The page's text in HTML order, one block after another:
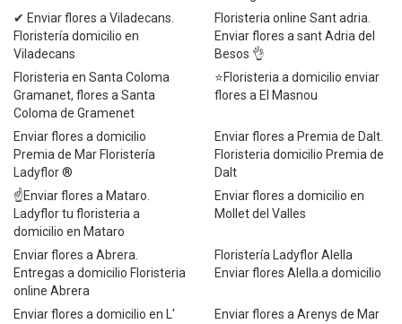
✔ Enviar flores a Viladecans.
Floristería domicilio en
Viladecans
Floristeria online Sant adria.
Enviar flores a sant Adria del
Besos 👌
Floristeria en Santa Coloma
Gramanet, flores a Santa
Coloma de Gramenet
⭐Floristeria a domicilio enviar
flores a El Masnou
Enviar flores a domicilio
Premia de Mar Floristería
Ladyflor ®
Enviar flores a Premia de Dalt.
Floristeria domicilio Premia de
Dalt
☝Enviar flores a Mataro.
Ladyflor tu floristeria a
domicilio en Mataro
Enviar flores a domicilio en
Mollet del Valles
Enviar flores a Abrera.
Entregas a domicilio Floristeria
online Abrera
Floristería Ladyflor Alella
Enviar flores Alella.a domicilio
Enviar flores a domicilio en L'
Enviar flores a Arenys de Mar